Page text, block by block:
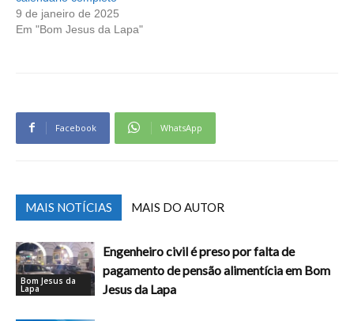
9 de janeiro de 2025
Em "Bom Jesus da Lapa"
Facebook WhatsApp
MAIS NOTÍCIAS MAIS DO AUTOR
Bom Jesus da
Lapa
Engenheiro civil é preso por falta de
pagamento de pensão alimentícia em Bom
Jesus da Lapa